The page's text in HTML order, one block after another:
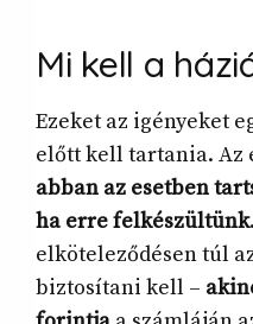
Mi kell a
Ezeket az igényeket
előtt kell tartania. Az
abban az esetben
ha erre felkészültünk
elköteleződésen túl
biztosítani kell –